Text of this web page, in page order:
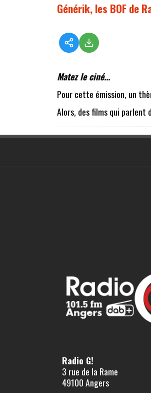
Générik, les BOF de
Matez le ciné...
Pour cette émission, un
Alors, des films qui parlent
Radio G!
3 rue de la Rame
49100 Angers